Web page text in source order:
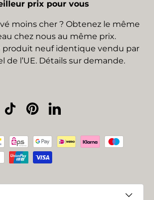
prix pour vous
moins cher ? Obtenez le même
chez nous au même prix.
produit neuf identique vendu par
de l’UE. Détails sur demande.
TikTokPinterestLinkedIn
acceptés